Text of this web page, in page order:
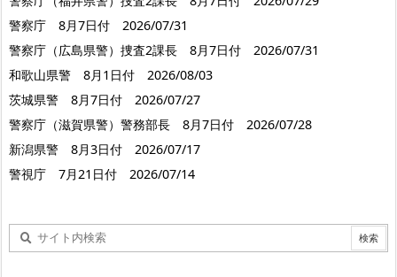
警察庁 8月7日付 2026/07/31
警察庁（広島県警）捜査2課長 8月7日付 2026/07/31
和歌山県警 8月1日付 2026/08/03
茨城県警 8月7日付 2026/07/27
警察庁（滋賀県警）警務部長 8月7日付 2026/07/28
新潟県警 8月3日付 2026/07/17
警視庁 7月21日付 2026/07/14